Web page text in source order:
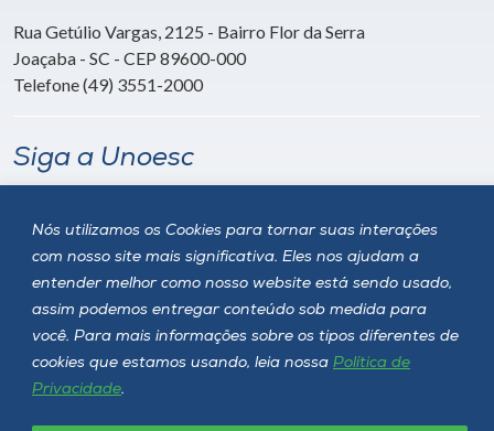
Nós utilizamos os Cookies para tornar suas interações
com nosso site mais significativa. Eles nos ajudam a
entender melhor como nosso website está sendo usado,
assim podemos entregar conteúdo sob medida para
você. Para mais informações sobre os tipos diferentes de
cookies que estamos usando, leia nossa Política de
Privacidade.
Rua Getúlio Vargas, 2125 - Bairro Flor da Serra
Joaçaba - SC - CEP 89600-000
Telefone (49) 3551-2000
Siga a Unoesc